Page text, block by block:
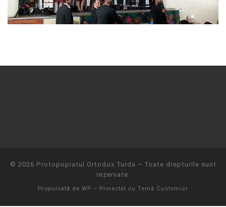
© 2026 Protopopiatul Ortodox Turda – Toate drepturile sunt
rezervate.
Propulsată de WP – Proiectat cu Temă Customizr